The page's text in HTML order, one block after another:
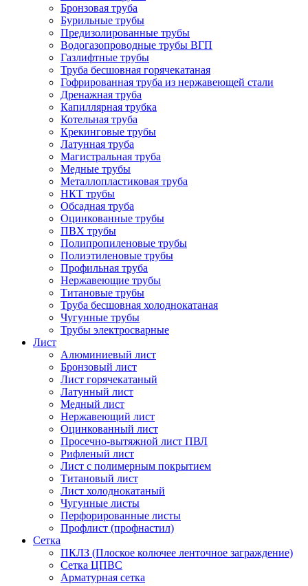
Бронзовая труба
Бурильные трубы
Предизолированные трубы
Водогазопроводные трубы ВГП
Газлифтные трубы
Труба бесшовная горячекатаная
Гофрированная труба из нержавеющей стали
Дренажная труба
Капиллярная трубка
Котельная труба
Крекинговые трубы
Латунная труба
Магистральная труба
Медные трубы
Металлопластиковая труба
НКТ трубы
Обсадная труба
Оцинкованные трубы
ПВХ трубы
Полипропиленовые трубы
Полиэтиленовые трубы
Профильная труба
Нержавеющие трубы
Титановые трубы
Труба бесшовная холоднокатаная
Чугунные трубы
Трубы электросварные
Лист
Алюминиевый лист
Бронзовый лист
Лист горячекатаный
Латунный лист
Медный лист
Нержавеющий лист
Оцинкованный лист
Просечно-вытяжной лист ПВЛ
Рифленый лист
Лист с полимерным покрытием
Титановый лист
Лист холоднокатаный
Чугунные листы
Перфорированные листы
Профлист (профнастил)
Сетка
ПКЛЗ (Плоское колючее ленточное заграждение)
Сетка ЦПВС
Арматурная сетка